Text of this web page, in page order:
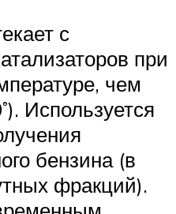
с
при
чем
Используется
бензина (в
фракций).